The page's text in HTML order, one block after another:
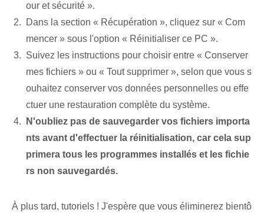
our et sécurité ».
Dans la section « Récupération », cliquez sur « Com
mencer » sous l'option « Réinitialiser ce PC ».
Suivez les instructions pour choisir entre « Conserver
mes fichiers » ou « Tout supprimer », selon que vous s
ouhaitez conserver vos données personnelles ou effe
ctuer une restauration complète du système.
N'oubliez pas de sauvegarder vos fichiers importa
nts avant d'effectuer la réinitialisation, car cela sup
primera tous les programmes installés et les fichie
rs non sauvegardés.
À plus tard, tutoriels ! J'espère que vous éliminerez bientô